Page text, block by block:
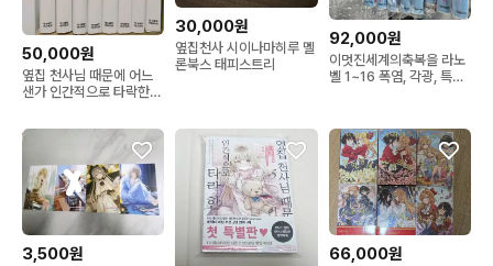
50,000원
옆집 천사님 때문에 어느
샌가 인간적으로 타락한
30,000원
옆집천사 시이나마히루 멜
론북스 태피스트리
92,000원
이멋진세계의축복을 라노
벨 1~16 폭염, 각광, 특별
3,500원 66,000원